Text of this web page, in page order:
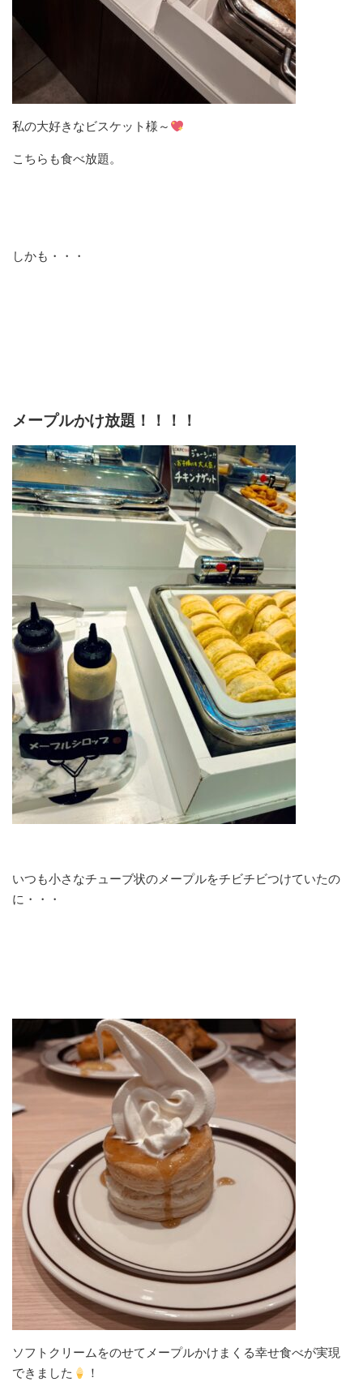
私の大好きなビスケット様～
こちらも食べ放題。
しかも・・・
メープルかけ放題！！！！
いつも小さなチューブ状のメープルをチビチビつけていたの
に・・・
ソフトクリームをのせてメープルかけまくる幸せ食べが実現
できました
！